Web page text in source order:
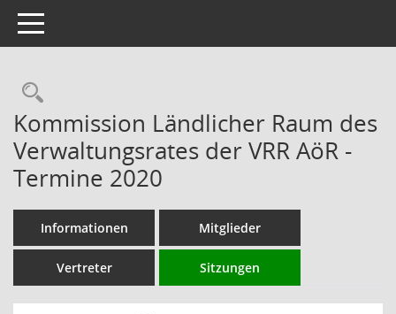
Toggle navigation
Rechercheauswahl
Kommission Ländlicher Raum des
Verwaltungsrates der VRR AöR -
Termine 2020
Informationen Mitglieder
Vertreter Sitzungen